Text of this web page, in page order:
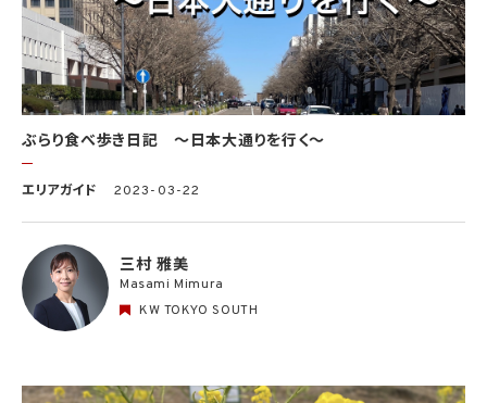
ぶらり食べ歩き日記 〜日本大通りを行く〜
エリアガイド 2023-03-22
三村 雅美
Masami Mimura
KW TOKYO SOUTH